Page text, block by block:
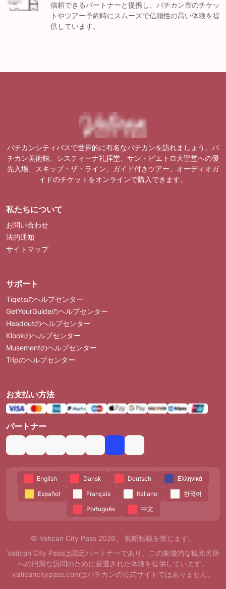
信頼できるパートナーと提携し、バチカン市のチケッ
トやツアー予約時にスムーズで信頼性の高い体験を提
供しています。
バチカンシティパスで世界的に有名なバチカンを訪れましょう。バ
チカン美術館、システィーナ礼拝堂、サン・ピエトロ大聖堂への優
先入場、スキップ・ザ・ライン、ガイド付きツアー、オーディオガ
イドのチケットをオンラインで購入できます。
私たちについて
お問い合わせ
法的通知
サイトマップ
サポート
Tiqetsのヘルプセンター
GetYourGuideのヘルプセンター
Headoutのヘルプセンター
Klookのヘルプセンター
Musementのヘルプセンター
Tripのヘルプセンター
お支払い方法
パートナー
English Dansk Deutsch
Ελληνικά
Español
Français Italiano
한국어
Português
中文
© Vatican City Pass 2026。 無断転載を禁じます。
Vatican City Passは認定パートナーであり、この象徴的な観光名所
への円滑な訪問のために厳選された体験を提供しています。
vaticancitypass.comはバチカンの公式サイトではありません。